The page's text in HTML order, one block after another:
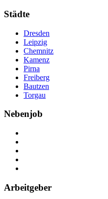
Städte
Dresden
Leipzig
Chemnitz
Kamenz
Pirna
Freiberg
Bautzen
Torgau
Nebenjob
Arbeitgeber